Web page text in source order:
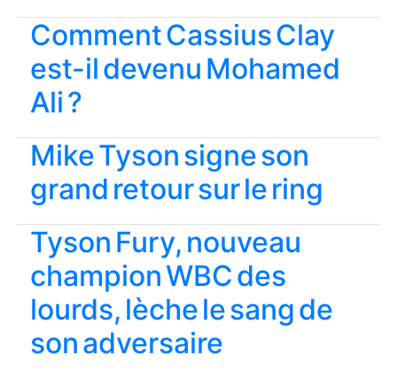
Comment Cassius Clay
est-il devenu Mohamed
Ali ?
Mike Tyson signe son
grand retour sur le ring
Tyson Fury, nouveau
champion WBC des
lourds, lèche le sang de
son adversaire